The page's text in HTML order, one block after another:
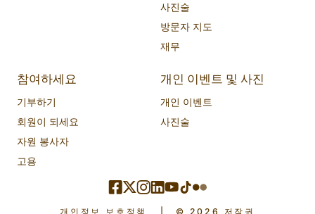
사진술
방문자 지도
재무
참여하세요
기부하기
회원이 되세요
자원 봉사자
고용
개인 이벤트 및 사진
개인 이벤트
사진술
개인정보 보호정책 © 2026 저작권